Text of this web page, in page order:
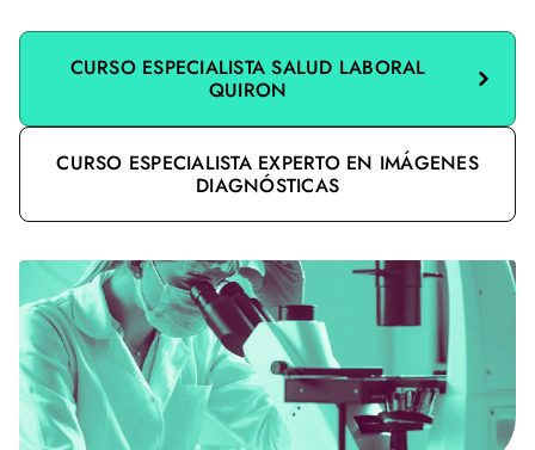
CURSO ESPECIALISTA SALUD LABORAL
QUIRON
CURSO ESPECIALISTA EXPERTO EN IMÁGENES
DIAGNÓSTICAS